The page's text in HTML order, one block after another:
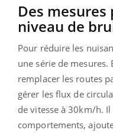
Des
niveau de
Pour réduire les
une série de mesures.
remplacer les routes
gérer les flux de
de vitesse à 30km/h. Il
comportements,